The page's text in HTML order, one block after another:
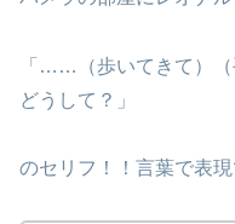
「……（歩いてきて）
どうして？」
のセリフ！！言葉で表